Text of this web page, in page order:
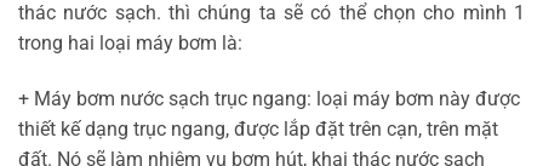
thác nước sạch. thì chúng ta sẽ có thể chọn cho mình 1
trong hai loại máy bơm là:
+ Máy bơm nước sạch trục ngang: loại máy bơm này được
thiết kế dạng trục ngang, được lắp đặt trên cạn, trên mặt
đất. Nó sẽ làm nhiệm vụ bơm hút, khai thác nước sạch